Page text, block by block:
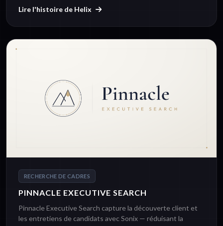
Lire l'histoire de Helix
RECHERCHE DE CADRES
PINNACLE EXECUTIVE SEARCH
Pinnacle Executive Search capture la découverte client et
les entretiens de candidats avec Sonix — réduisant la